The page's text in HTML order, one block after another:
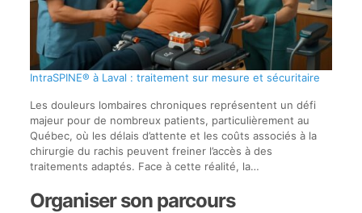
IntraSPINE® à Laval : traitement sur mesure et sécuritaire
Les douleurs lombaires chroniques représentent un défi
majeur pour de nombreux patients, particulièrement au
Québec, où les délais d’attente et les coûts associés à la
chirurgie du rachis peuvent freiner l’accès à des
traitements adaptés. Face à cette réalité, la…
Organiser son parcours